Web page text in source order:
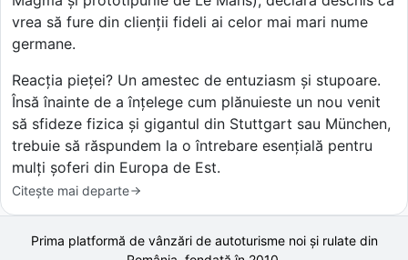
vrea să fure din clienții fideli ai celor mai mari nume
germane.
Reacția pieței? Un amestec de entuziasm și stupoare.
Însă înainte de a înțelege cum plănuieste un nou venit
să sfideze fizica și gigantul din Stuttgart sau München,
trebuie să răspundem la o întrebare esențială pentru
mulți șoferi din Europa de Est.
Citește mai departe
Prima platformă de vânzări de autoturisme noi și rulate din